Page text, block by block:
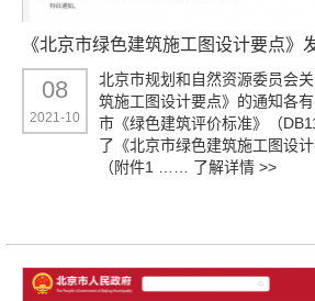
《北京市绿色建筑施工图设计要点》
08
2021-10
北京市规划和自然资源委员会
筑施工图设计要点》的通知各
市《绿色建筑评价标准》（
了《北京市绿色建筑施工图设
（附件1 …… 了解详情 >>